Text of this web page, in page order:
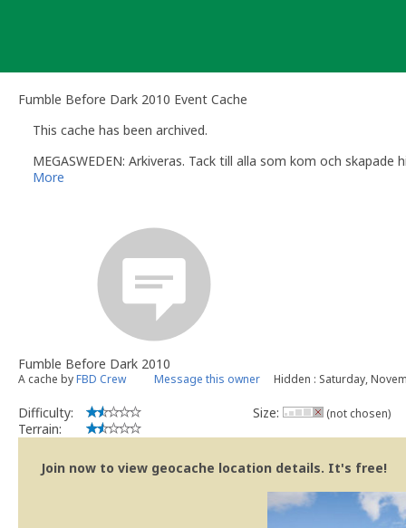
Fumble Before Dark 2010 Event Cache
This cache has been archived.
MEGASWEDEN: Arkiveras. Tack till alla som kom och skapade
More
Fumble Before Dark 2010
A cache byFBD Crew Message this owner Hidden : Saturday,
Difficulty:
Terrain:
Size: (not chosen)
Join now to view geocache location details. It's free!